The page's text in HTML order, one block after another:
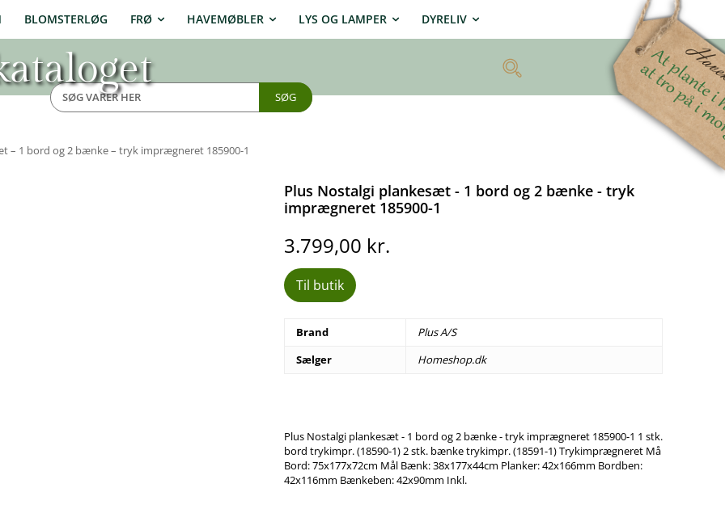
BLOMSTERLØG FRØ HAVEMØBLER LYS OG LAMPER DYRELIV
SØG
– 1 bord og 2 bænke – tryk imprægneret 185900-1
Plus Nostalgi plankesæt - 1 bord og 2 bænke - tryk
imprægneret 185900-1
3.799,00 kr.
Til butik
Brand
Plus A/S
Sælger
Homeshop.dk
Plus Nostalgi plankesæt - 1 bord og 2 bænke - tryk imprægneret 185900-1 1 stk.
bord trykimpr. (18590-1) 2 stk. bænke trykimpr. (18591-1) Trykimprægneret Må
Bord: 75x177x72cm Mål Bænk: 38x177x44cm Planker: 42x166mm Bordben:
42x116mm Bænkeben: 42x90mm Inkl.